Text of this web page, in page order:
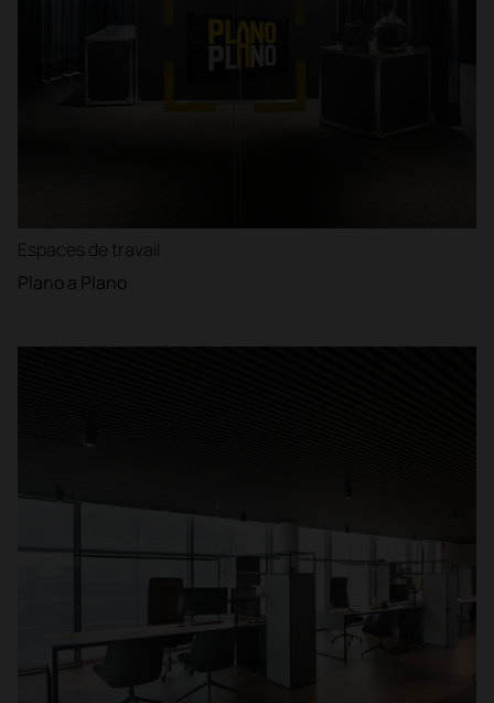
Espaces de travail
Plano a Plano